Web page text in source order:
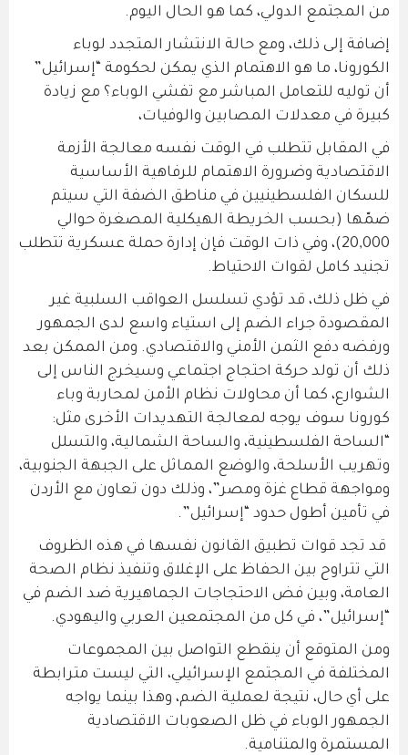
من المجتمع الدولي، كما هو الحال اليوم.
إضافة إلى ذلك، ومع حالة الانتشار المتجدد لوباء
الكورونا، ما هو الاهتمام الذي يمكن لحكومة “إسرائيل”
أن توليه للتعامل المباشر مع تفشي الوباء؟ مع زيادة
كبيرة في معدلات المصابين والوفيات،
في المقابل تتطلب في الوقت نفسه معالجة الأزمة
الاقتصادية وضرورة الاهتمام للرفاهية الأساسية
للسكان الفلسطينيين في مناطق الضفة التي سيتم
ضمّها (بحسب الخريطة الهيكلية المصغرة حوالي
20,000)، وفي ذات الوقت فإن إدارة حملة عسكرية تتطلب
تجنيد كامل لقوات الاحتياط.
في ظل ذلك، قد تؤدي تسلسل العواقب السلبية غير
المقصودة جراء الضم إلى استياء واسع لدى الجمهور
ورفضه دفع الثمن الأمني ​​والاقتصادي. ومن الممكن بعد
ذلك أن تولد حركة احتجاج اجتماعي وسيخرج الناس إلى
الشوارع، كما أن محاولات نظام الأمن لمحاربة وباء
كورونا سوف يوجه لمعالجة التهديدات الأخرى مثل:
“الساحة الفلسطينية، والساحة الشمالية، والتسلل
وتهريب الأسلحة، والوضع المماثل على الجبهة الجنوبية،
ومواجهة قطاع غزة ومصر”، وذلك دون تعاون مع الأردن
في تأمين أطول حدود “إسرائيل”.
قد تجد قوات تطبيق القانون نفسها في هذه الظروف
التي تتراوح بين الحفاظ على الإغلاق وتنفيذ نظام الصحة
العامة، وبين فض الاحتجاجات الجماهيرية ضد الضم في
“إسرائيل”، في كل من المجتمعين العربي واليهودي.
ومن المتوقع أن ينقطع التواصل بين المجموعات
المختلفة في المجتمع الإسرائيلي، التي ليست مترابطة
على أي حال، نتيجة لعملية الضم، وهذا بينما يواجه
الجمهور الوباء في ظل الصعوبات الاقتصادية
المستمرة والمتنامية.